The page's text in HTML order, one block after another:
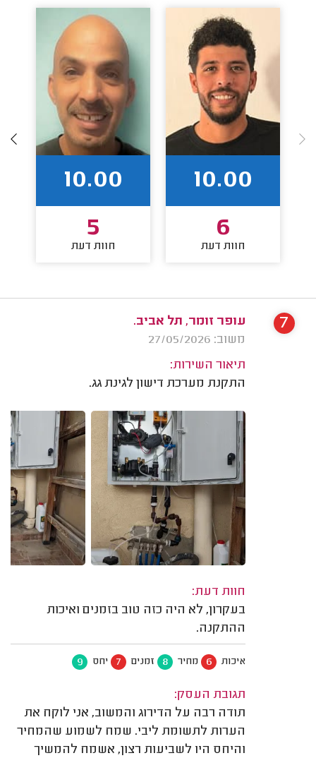
10.00
6
חוות דעת
10.00
5
חוות דעת
עופר זומר, תל אביב.
משוב: 27/05/2026
תיאור השירות:
התקנת מערכת דישון לגינת גג.
חוות דעת:
בעקרון, לא היה כזה טוב בזמנים ואיכות
ההתקנה.
איכות 6 מחיר 8 זמנים 7 יחס 9
תגובת העסק:
תודה רבה על הדירוג והמשוב, אני לוקח את
הערות לתשומת ליבי. שמח לשמוע שהמחיר
והיחס היו לשביעות רצון, אשמח להמשיך
7